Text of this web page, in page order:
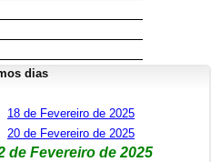
dias
18 de Fevereiro de 2025
20 de Fevereiro de 2025
de Fevereiro de 2025